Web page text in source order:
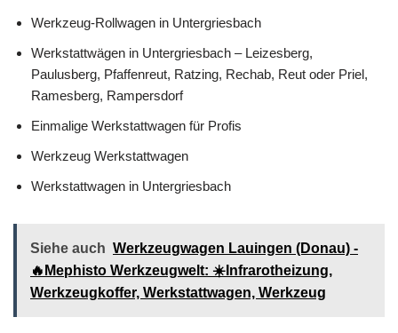
Werkzeug-Rollwagen in Untergriesbach
Werkstattwägen in Untergriesbach – Leizesberg,
Paulusberg, Pfaffenreut, Ratzing, Rechab, Reut oder Priel,
Ramesberg, Rampersdorf
Einmalige Werkstattwagen für Profis
Werkzeug Werkstattwagen
Werkstattwagen in Untergriesbach
Siehe auch Werkzeugwagen Lauingen (Donau) -
🔥Mephisto Werkzeugwelt: ☀️Infrarotheizung,
Werkzeugkoffer, Werkstattwagen, Werkzeug